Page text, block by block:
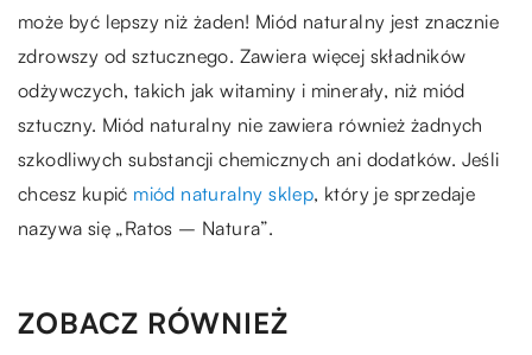
może być lepszy niż żaden! Miód naturalny jest znacznie
zdrowszy od sztucznego. Zawiera więcej składników
odżywczych, takich jak witaminy i minerały, niż miód
sztuczny. Miód naturalny nie zawiera również żadnych
szkodliwych substancji chemicznych ani dodatków. Jeśli
chcesz kupić miód naturalny sklep, który je sprzedaje
nazywa się „Ratos – Natura”.
ZOBACZ RÓWNIEŻ